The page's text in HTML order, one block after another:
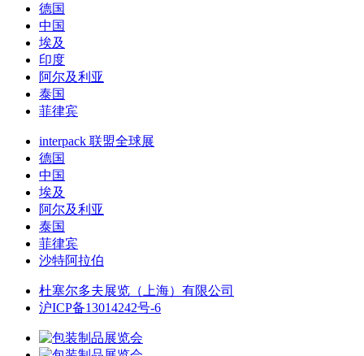
德国
中国
埃及
印度
阿尔及利亚
泰国
菲律宾
interpack 联盟全球展
德国
中国
埃及
阿尔及利亚
泰国
菲律宾
沙特阿拉伯
杜塞尔多夫展览（上海）有限公司
沪ICP备13014242号-6